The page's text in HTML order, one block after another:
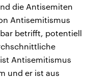
die Antisemiten
Antisemitismus
betrifft, potentiell
Antisemitismus
und er ist aus